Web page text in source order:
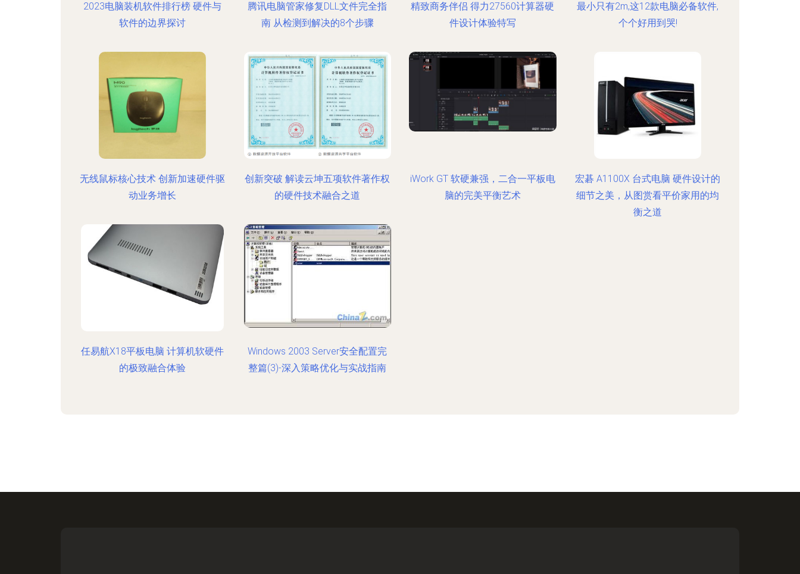
2023电脑装机软件排行榜 硬件与
软件的边界探讨
腾讯电脑管家修复DLL文件完全指
南 从检测到解决的8个步骤
精致商务伴侣 得力27560计算器硬
件设计体验特写
最小只有2m,这12款电脑必备软件,
个个好用到哭!
无线鼠标核心技术 创新加速硬件驱
动业务增长
创新突破 解读云坤五项软件著作权
的硬件技术融合之道
iWork GT 软硬兼强，二合一平板电
脑的完美平衡艺术
宏碁 A1100X 台式电脑 硬件设计的
细节之美，从图赏看平价家用的均
衡之道
任易航X18平板电脑 计算机软硬件
的极致融合体验
Windows 2003 Server安全配置完
整篇(3)-深入策略优化与实战指南